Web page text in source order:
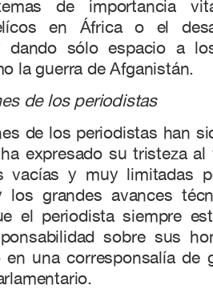
de importancia
en África o el
dando sólo espacio a
la guerra de Afganistán.
de los periodistas
de los periodistas han
expresado su tristeza
vacías y muy limitadas
los grandes avances
el periodista siempre
sobre sus
en una corresponsalía de